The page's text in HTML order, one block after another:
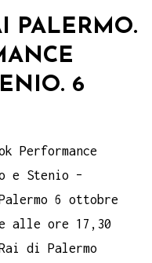
PALERMO.
6
Performance
e Stenio –
6 ottobre
alle ore 17,30
di Palermo